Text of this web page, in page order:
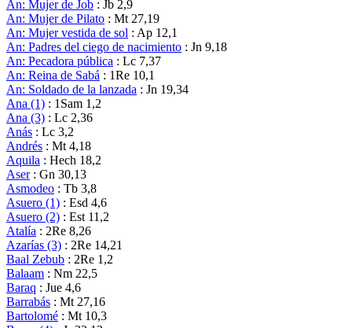
An: Mujer de Job : Jb 2,9
An: Mujer de Pilato : Mt 27,19
An: Mujer vestida de sol : Ap 12,1
An: Padres del ciego de nacimiento : Jn 9,18
An: Pecadora pública : Lc 7,37
An: Reina de Sabá : 1Re 10,1
An: Soldado de la lanzada : Jn 19,34
Ana (1) : 1Sam 1,2
Ana (3) : Lc 2,36
Anás : Lc 3,2
Andrés : Mt 4,18
Aquila : Hech 18,2
Aser: Gn 30,13
Asmodeo : Tb 3,8
Asuero (1) : Esd 4,6
Asuero (2) : Est 11,2
Atalía : 2Re 8,26
Azarías (3) : 2Re 14,21
Baal Zebub : 2Re 1,2
Balaam : Nm 22,5
Baraq : Jue 4,6
Barrabás : Mt 27,16
Bartolomé : Mt 10,3